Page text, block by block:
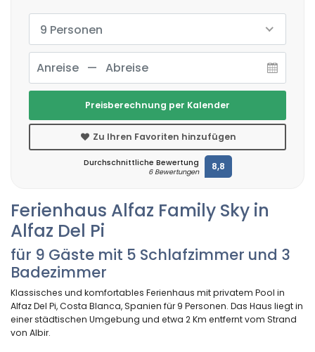
Ferienhaus Alfaz Family Sky in
Alfaz Del Pi
für 9 Gäste mit 5 Schlafzimmer und 3
Badezimmer
Klassisches und komfortables Ferienhaus mit privatem Pool in
Alfaz Del Pi, Costa Blanca, Spanien für 9 Personen. Das Haus liegt in
einer städtischen Umgebung und etwa 2 Km entfernt vom Strand
von Albir.
9 Personen
Preisberechnung per Kalender
Zu Ihren Favoriten hinzufügen
Durchschnittliche Bewertung
6 Bewertungen 8,8